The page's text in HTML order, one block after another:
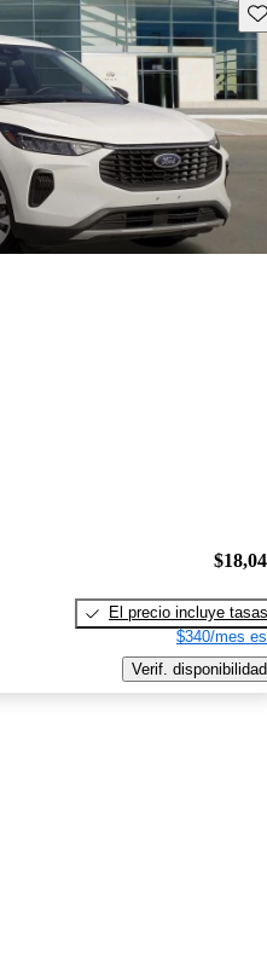
El precio incluye tasas
$340/mes
Verif. disponibilidad